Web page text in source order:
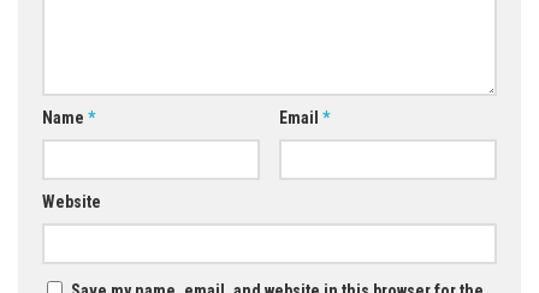
Name * Email *
Website